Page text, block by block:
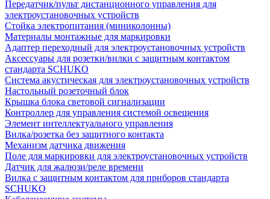
Передатчик/пульт дистанционного управления для
электроустановочных устройств
Стойка электропитания (миниколонны)
Материалы монтажные для маркировки
Адаптер переходный для электроустановочных устройств
Аксессуары для розетки/вилки с защитным контактом
стандарта SCHUKO
Система акустическая для электроустановочных устройств
Настольный розеточный блок
Крышка блока световой сигнализации
Контроллер для управления системой освещения
Элемент интеллектуального управления
Вилка/розетка без защитного контакта
Механизм датчика движения
Поле для маркировки для электроустановочных устройств
Датчик для жалюзи/реле времени
Вилка с защитным контактом для приборов стандарта
SCHUKO